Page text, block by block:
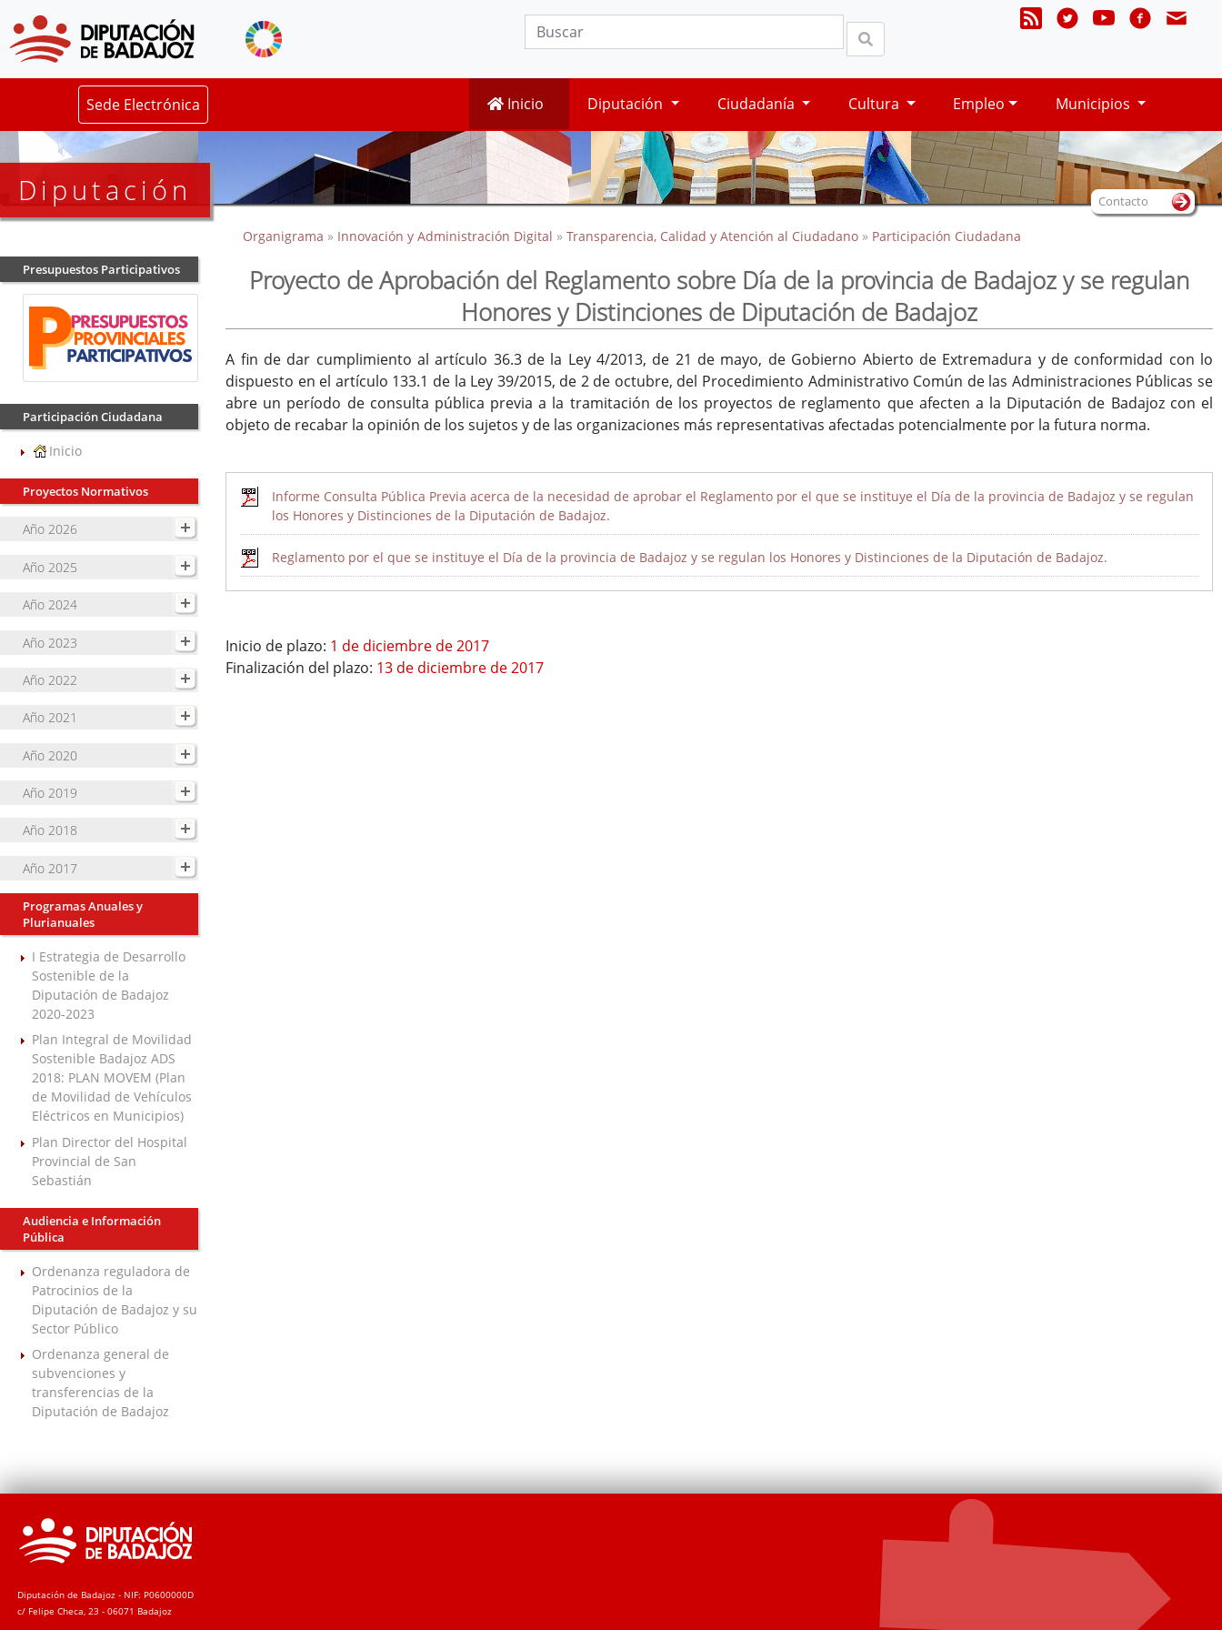
Sede Electrónica Inicio Diputación Ciudadanía Cultura Empleo Municipios
Diputación
Presupuestos Participativos
Participación Ciudadana
Inicio
Proyectos Normativos
Año 2026
Año 2025
Año 2024
Año 2023
Año 2022
Año 2021
Año 2020
Año 2019
Año 2018
Año 2017
Programas Anuales y
Plurianuales
I Estrategia de Desarrollo
Sostenible de la
Diputación de Badajoz
2020-2023
Plan Integral de Movilidad
Sostenible Badajoz ADS
2018: PLAN MOVEM (Plan
de Movilidad de Vehículos
Eléctricos en Municipios)
Plan Director del Hospital
Provincial de San
Sebastián
Audiencia e Información
Pública
Ordenanza reguladora de
Patrocinios de la
Diputación de Badajoz y su
Sector Público
Ordenanza general de
subvenciones y
transferencias de la
Diputación de Badajoz
Organigrama » Innovación y Administración Digital » Transparencia, Calidad y Atención al Ciudadano» Participación Ciudadana
Proyecto de Aprobación del Reglamento sobre Día de la provincia de Badajoz y se regulan
Honores y Distinciones de Diputación de Badajoz
A fin de dar cumplimiento al artículo 36.3 de la Ley 4/2013, de 21 de mayo, de Gobierno Abierto de Extremadura y de conformidad con lo
dispuesto en el artículo 133.1 de la Ley 39/2015, de 2 de octubre, del Procedimiento Administrativo Común de las Administraciones Públicas se
abre un período de consulta pública previa a la tramitación de los proyectos de reglamento que afecten a la Diputación de Badajoz con el
objeto de recabar la opinión de los sujetos y de las organizaciones más representativas afectadas potencialmente por la futura norma.
Informe Consulta Pública Previa acerca de la necesidad de aprobar el Reglamento por el que se instituye el Día de la provincia de Badajoz y se regulan
los Honores y Distinciones de la Diputación de Badajoz.
Reglamento por el que se instituye el Día de la provincia de Badajoz y se regulan los Honores y Distinciones de la Diputación de Badajoz.
Inicio de plazo: 1 de diciembre de 2017
Finalización del plazo: 13 de diciembre de 2017
Contacto
Diputación de Badajoz - NIF: P0600000D
c/ Felipe Checa, 23 - 06071 Badajoz